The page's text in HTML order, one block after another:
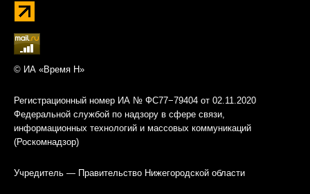
© ИА «Время Н»
Регистрационный номер ИА № ФС77−79404 от 02.11.2020
Федеральной службой по надзору в сфере связи,
информационных технологий и массовых коммуникаций
(Роскомнадзор)
Учредитель — Правительство Нижегородской области